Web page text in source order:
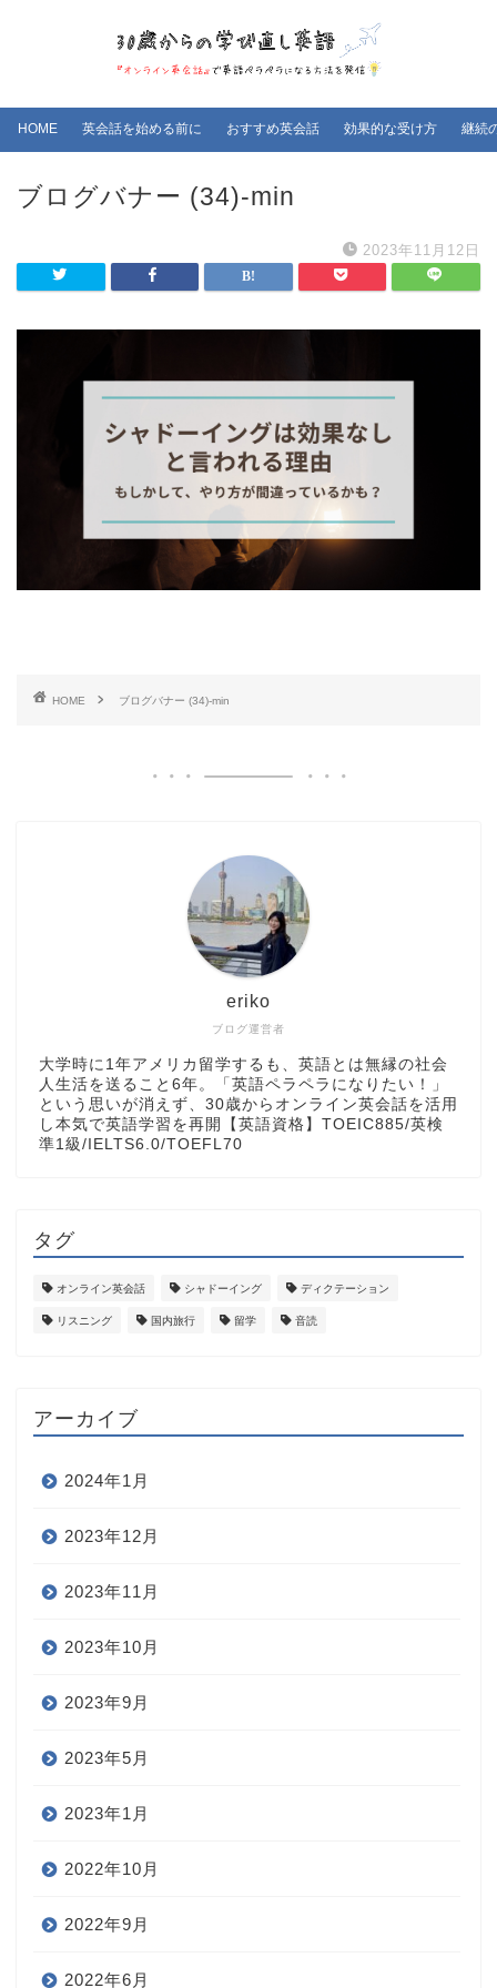
HOME 英会話を始める前に おすすめ英会話 効果的な受け方 継続
ブログバナー (34)-min
2023年11月12日
HOME ブログバナー (34)-min
ブログ運営者
eriko
大学時に1年アメリカ留学するも、英語とは無縁の社会
人生活を送ること6年。「英語ペラペラになりたい！」
という思いが消えず、30歳からオンライン英会話を活用
し本気で英語学習を再開【英語資格】TOEIC885/英検
準1級/IELTS6.0/TOEFL70
タグ
オンライン英会話 シャドーイング ディクテーション
リスニング 国内旅行 留学 音読
アーカイブ
2024年1月
2023年12月
2023年11月
2023年10月
2023年9月
2023年5月
2023年1月
2022年10月
2022年9月
2022年6月